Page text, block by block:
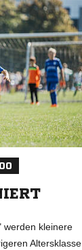
werden kleinere
Altersklasse